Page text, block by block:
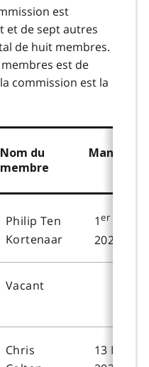
est
et de sept autres
de huit membres.
est de
commission est la
Nom du
membre
Mandat
Philip Ten
Kortenaar
1er
2023
Vacant
Chris
13 Mai